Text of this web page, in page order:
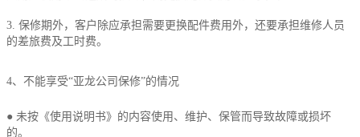
3. 保修期外，客户除应承担需要更换配件费用外，还要承担维修人员
的差旅费及工时费。
4、不能享受“亚龙公司保修”的情况
● 未按《使用说明书》的内容使用、维护、保管而导致故障或损坏
的。